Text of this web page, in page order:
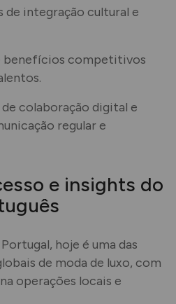
de integração cultural e
benefícios competitivos
colaboração digital e
regular e
e insights do
hoje é uma das
de moda de luxo, com
operações locais e